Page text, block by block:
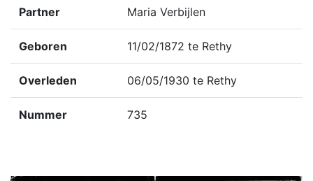
Partner Maria Verbijlen
Geboren 11/02/1872 te Rethy
Overleden 06/05/1930 te Rethy
Nummer 735